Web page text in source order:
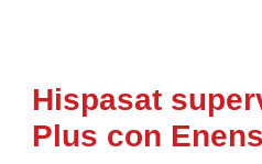
Hispasat
Plus con